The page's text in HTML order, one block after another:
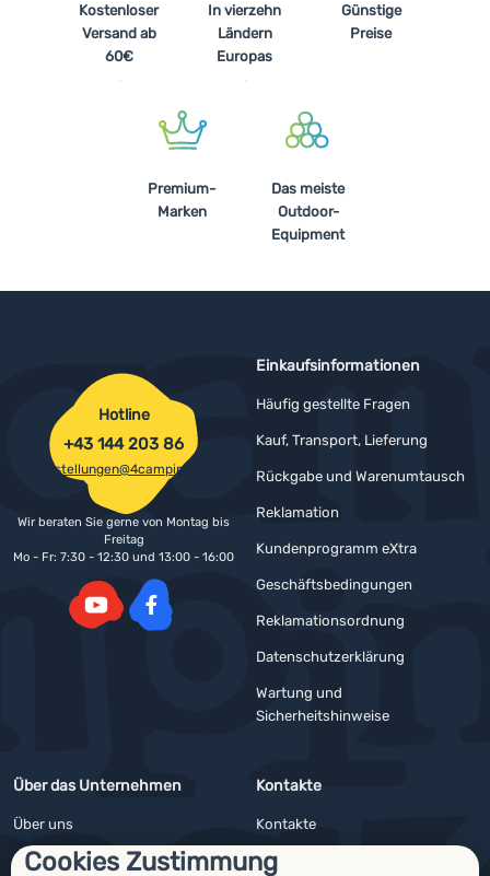
Cookies Zustimmung
Kostenloser
Versand ab
60€
In vierzehn
Ländern
Europas
Günstige
Preise
Premium-
Marken
Das meiste
Outdoor-
Equipment
Einkaufsinformationen
Häufig gestellte Fragen
Kauf, Transport, Lieferung
Rückgabe und Warenumtausch
Reklamation
Kundenprogramm eXtra
Geschäftsbedingungen
Reklamationsordnung
Datenschutzerklärung
Wartung und
Sicherheitshinweise
Über das Unternehmen
Über uns
Impressum
Kontakte
Kontakte
Angebote für Firmen und Vereine
Hotline
+43 144 203 86
bestellungen@4camping.at
Wir beraten Sie gerne von Montag bis
Freitag
Mo - Fr: 7:30 - 12:30 und 13:00 - 16:00